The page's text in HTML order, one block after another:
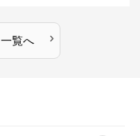
一覧へ ›